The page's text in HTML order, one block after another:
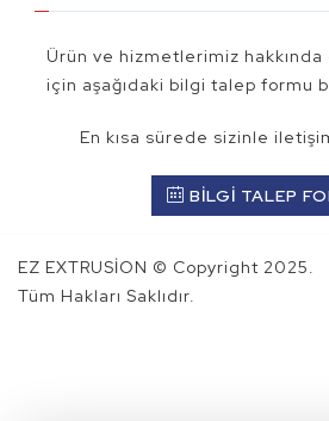
Ürün ve hizmetlerimiz
için aşağıdaki bilgi talep formu
En kısa sürede sizinle
BİLGİ TALEP
EZ EXTRUSİON © Copyright 2025.
Tüm Hakları Saklıdır.